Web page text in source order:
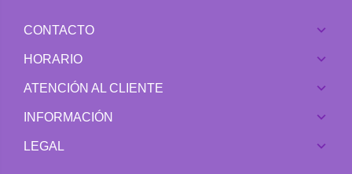
CONTACTO
HORARIO
ATENCIÓN AL CLIENTE
INFORMACIÓN
LEGAL